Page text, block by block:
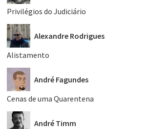
Privilégios do Judiciário
Alexandre Rodrigues
Alistamento
André Fagundes
Cenas de uma Quarentena
André Timm